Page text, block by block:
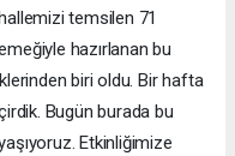
temsilen 71
hazırlanan bu
biri oldu. Bir hafta
Bugün burada bu
Etkinliğimize